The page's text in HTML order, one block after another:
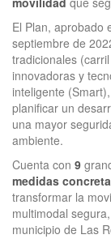
El Plan, aprobado
septiembre de
tradicionales
innovadoras y
inteligente
planificar un
una mayor
ambiente.
Cuenta con 9
medidas
transformar la
multimodal
municipio de Las